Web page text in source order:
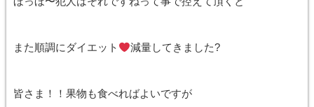
また順調にダイエット 減量してきました?
皆さま！！果物も食べればよいですが